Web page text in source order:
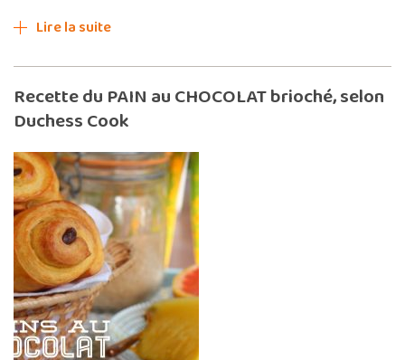
Lire la suite
Recette du PAIN au CHOCOLAT brioché, selon
Duchess Cook